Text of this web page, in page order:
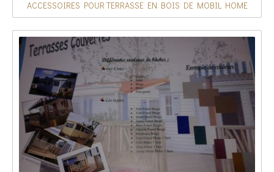
ACCESSOIRES POUR TERRASSE EN BOIS DE MOBIL HOME